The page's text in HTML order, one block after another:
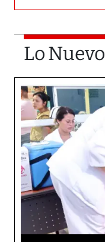
Lo Nuevo